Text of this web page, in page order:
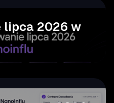
lipca 2026 w